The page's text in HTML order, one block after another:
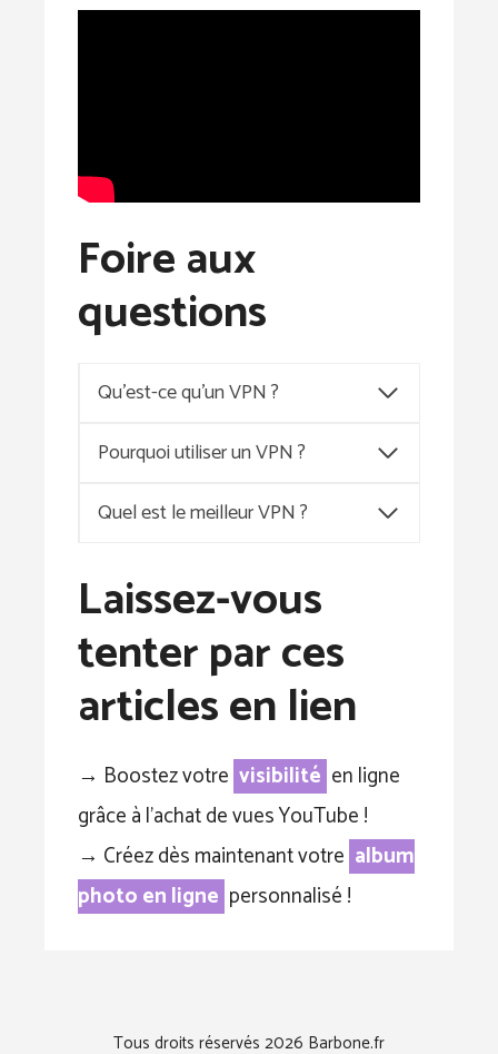
Foire aux
questions
Qu’est-ce qu’un VPN ?
Pourquoi utiliser un VPN ?
Quel est le meilleur VPN ?
Laissez-vous
tenter par ces
articles en lien
→ Boostez votre visibilité en ligne
grâce à l’achat de vues YouTube !
→ Créez dès maintenant votre album
photo en ligne personnalisé !
Tous droits réservés 2026 Barbone.fr